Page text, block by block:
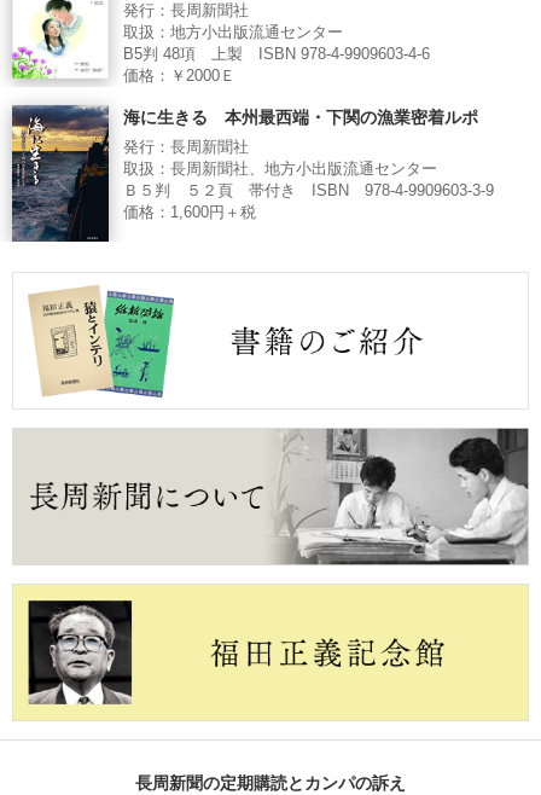
発行：長周新聞社
取扱：地方小出版流通センター
B5判 48項 上製 ISBN 978-4-9909603-4-6
価格：￥2000Ｅ
海に生きる 本州最西端・下関の漁業密着ルポ
発行：長周新聞社
取扱：長周新聞社、地方小出版流通センター
Ｂ５判 ５２頁 帯付き ISBN 978-4-9909603-3-9
価格：1,600円＋税
長周新聞の定期購読とカンパの訴え